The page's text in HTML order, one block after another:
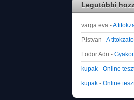
Legutóbbi
varga.eva -A
P.istvan -A
Fodor.Adri -
kupak - Online
kupak - Online